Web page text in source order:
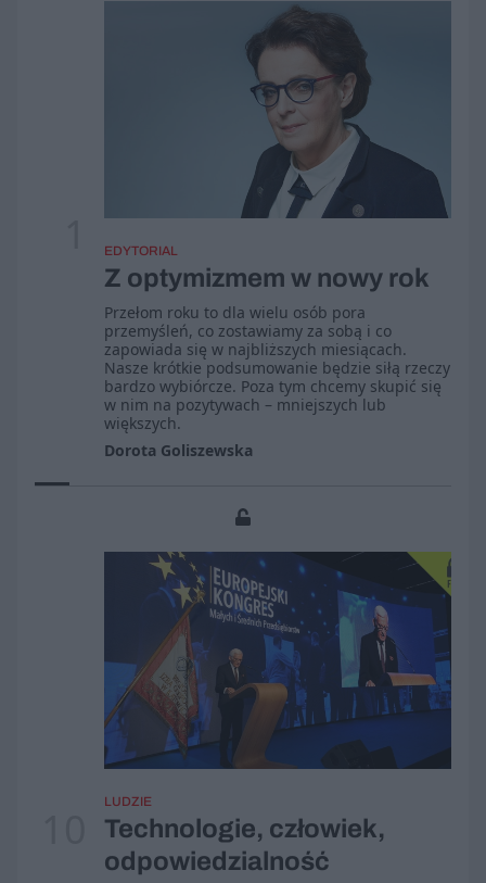
EDYTORIAL
Z optymizmem w nowy rok
Przełom roku to dla wielu osób pora
przemyśleń, co zostawiamy za sobą i co
zapowiada się w najbliższych miesiącach.
Nasze krótkie podsumowanie będzie siłą rzeczy
bardzo wybiórcze. Poza tym chcemy skupić się
w nim na pozytywach – mniejszych lub
większych.
Dorota Goliszewska
LUDZIE
Technologie, człowiek,
odpowiedzialność